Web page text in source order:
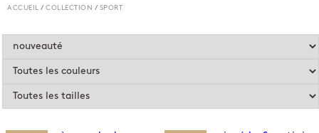
ACCUEIL / COLLECTION / SPORT